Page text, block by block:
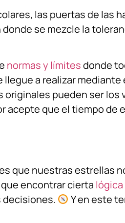
las puertas de las
se mezcle la
normas y límitesdonde
a realizar mediante
originales pueden ser los
acepte que el tiempo de
que nuestras estrellas
encontrar cierta lógica
decisiones.
Y en este